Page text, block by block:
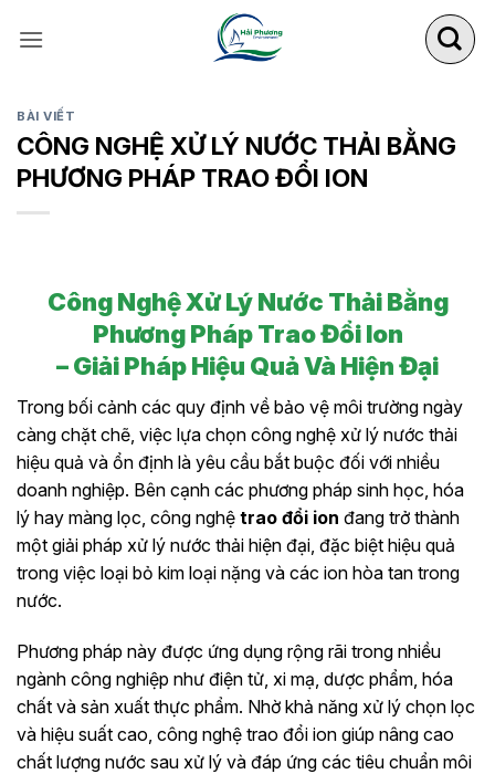
qua
BÀI VIẾT
CÔNG NGHỆ XỬ LÝ NƯỚC THẢI BẰNG
PHƯƠNG PHÁP TRAO ĐỔI ION
Công Nghệ Xử Lý Nước Thải Bằng
Phương Pháp Trao Đổi Ion
– Giải Pháp Hiệu Quả Và Hiện Đại
Trong bối cảnh các quy định về bảo vệ môi trường ngày
càng chặt chẽ, việc lựa chọn công nghệ xử lý nước thải
hiệu quả và ổn định là yêu cầu bắt buộc đối với nhiều
doanh nghiệp. Bên cạnh các phương pháp sinh học, hóa
lý hay màng lọc, công nghệ trao đổi ion đang trở thành
một giải pháp xử lý nước thải hiện đại, đặc biệt hiệu quả
trong việc loại bỏ kim loại nặng và các ion hòa tan trong
nước.
Phương pháp này được ứng dụng rộng rãi trong nhiều
ngành công nghiệp như điện tử, xi mạ, dược phẩm, hóa
chất và sản xuất thực phẩm. Nhờ khả năng xử lý chọn lọc
và hiệu suất cao, công nghệ trao đổi ion giúp nâng cao
chất lượng nước sau xử lý và đáp ứng các tiêu chuẩn môi